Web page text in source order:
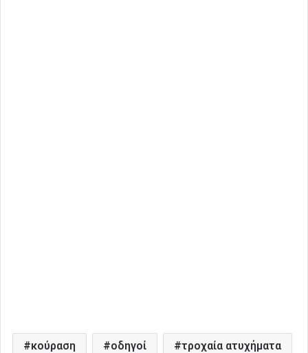
κούραση οδηγοί τροχαία ατυχήματα